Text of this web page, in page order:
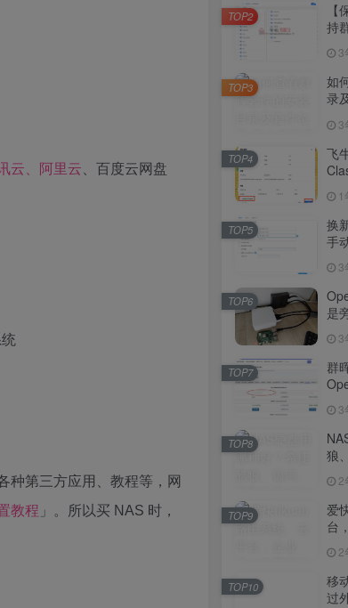
云、阿里云 、百度云网盘
种第三方应用、教程等，网
教程 」。所以买 NAS 时，
持
盘3
TOP2
如
录
3
TOP3
飞
TOP4
换
手
3
TOP5
是
3
TOP6
群
3
TOP7
狼
2
TOP8
爱
台
2
TOP9
移
过
TOP10